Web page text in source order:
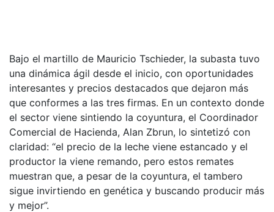
Bajo el martillo de Mauricio Tschieder, la subasta tuvo
una dinámica ágil desde el inicio, con oportunidades
interesantes y precios destacados que dejaron más
que conformes a las tres firmas. En un contexto donde
el sector viene sintiendo la coyuntura, el Coordinador
Comercial de Hacienda, Alan Zbrun, lo sintetizó con
claridad: “el precio de la leche viene estancado y el
productor la viene remando, pero estos remates
muestran que, a pesar de la coyuntura, el tambero
sigue invirtiendo en genética y buscando producir más
y mejor”.